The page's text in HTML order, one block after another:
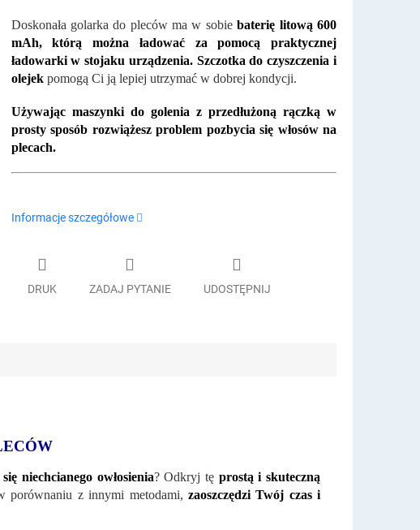
Doskonała golarka do pleców ma w sobiebaterię litową 600
mAh, którą można ładować za pomocą praktycznej
ładowarki w stojaku urządzenia. Szczotka do czyszczenia i
olejekpomogą Ci ją lepiej utrzymać w dobrej kondycji.
Używając maszynki do golenia z przedłużoną rączką w
prosty sposób rozwiążesz problem pozbycia się włosów na
plecach.
Informacje szczegółowe
DRUK ZADAJ PYTANIE UDOSTĘPNIJ
niechcianego owłosienia? Odkryj tę prostą i skuteczną
porównaniu z innymi metodami, zaoszczędzi Twój czas i